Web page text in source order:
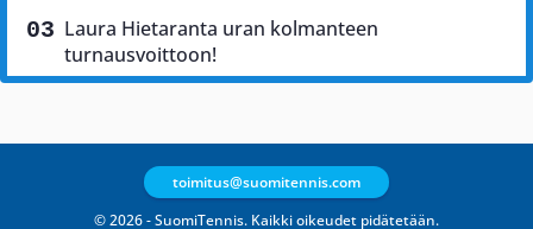
Laura Hietaranta uran kolmanteen
turnausvoittoon!
© 2026 - SuomiTennis. Kaikki oikeudet pidätetään.
toimitus@suomitennis.com